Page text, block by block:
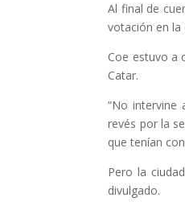
Al final de
votación en la
Coe estuvo a
Catar.
“No intervine
revés por la
que tenían
Pero la
divulgado.